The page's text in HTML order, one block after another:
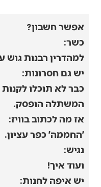
אפשר חשבון?
כשר:
למהדרין רבנות גוש
יש גם חסרונות:
כבר לא תוכלו
המשתלה הופסק.
אז מה לכתוב בוויז:
׳החממה׳ כפר עציון.
נגיש:
ועוד איך!
יש איפה לחנות: